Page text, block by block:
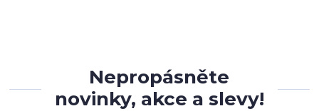
Nepropásněte
novinky, akce a slevy!